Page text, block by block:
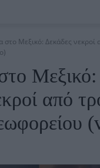
στο Μεξικό: Δεκάδες νεκροί
Μεξικό:
από